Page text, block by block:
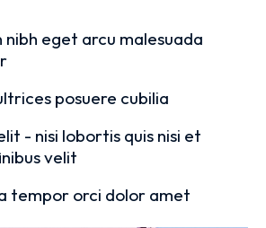
nibh eget arcu malesuada
posuere cubilia
- nisi lobortis quis nisi et
velit
tempor orci dolor amet